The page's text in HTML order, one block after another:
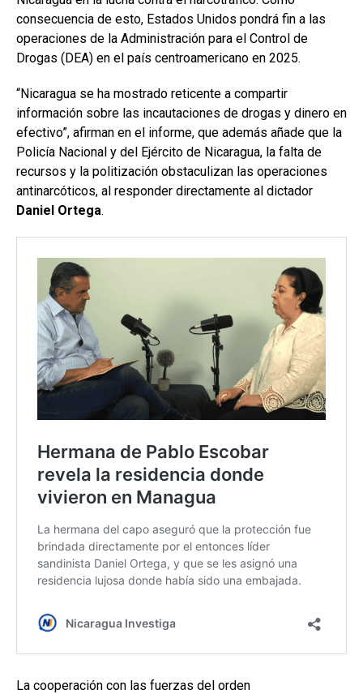
consecuencia de esto, Estados Unidos pondrá fin a las
operaciones de la Administración para el Control de
Drogas (DEA) en el país centroamericano en 2025.
“Nicaragua se ha mostrado reticente a compartir
información sobre las incautaciones de drogas y dinero en
efectivo”, afirman en el informe, que además añade que la
Policía Nacional y del Ejército de Nicaragua, la falta de
recursos y la politización obstaculizan las operaciones
antinarcóticos, al responder directamente al dictador
Daniel Ortega.
La cooperación con las fuerzas del orden